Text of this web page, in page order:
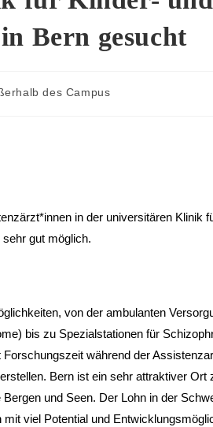
Bern gesucht
des Campus
in der universitären Klinik
gut möglich.
von der ambulanten
bis zu Spezialstationen für
während der
Bern ist ein sehr attraktiver Ort
und Seen. Der Lohn in der
viel Potential und